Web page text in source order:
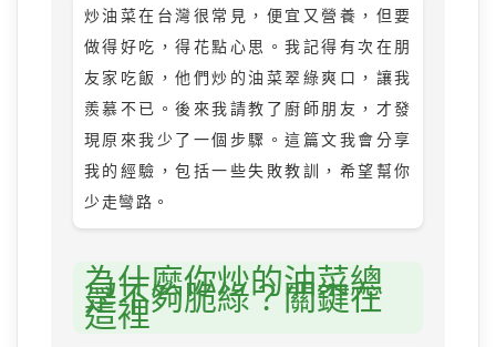
炒油菜在台灣很常見，便宜又營養，但要
做得好吃，得花點心思。我記得有次在朋
友家吃飯，他們炒的油菜翠綠爽口，讓我
羨慕不已。後來我請教了廚師朋友，才發
現原來我少了一個步驟。這篇文我會分享
我的經驗，包括一些失敗教訓，希望幫你
少走彎路。
為什麼你炒的油菜總
是不夠脆綠？關鍵在
這裡